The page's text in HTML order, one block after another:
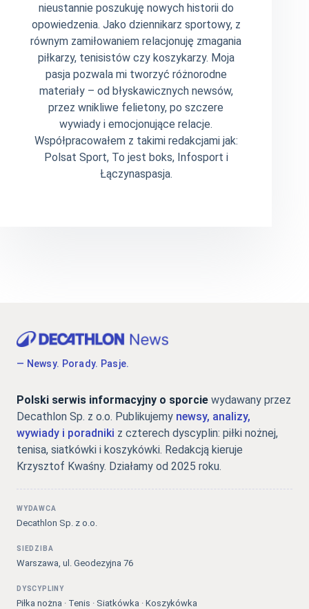
nieustannie poszukuję nowych historii do
opowiedzenia. Jako dziennikarz sportowy, z
równym zamiłowaniem relacjonuję zmagania
piłkarzy, tenisistów czy koszykarzy. Moja
pasja pozwala mi tworzyć różnorodne
materiały – od błyskawicznych newsów,
przez wnikliwe felietony, po szczere
wywiady i emocjonujące relacje.
Współpracowałem z takimi redakcjami jak:
Polsat Sport, To jest boks, Infosport i
Łączynaspasja.
— Newsy. Porady. Pasje.
Polski serwis informacyjny o sporcie wydawany przez
Decathlon Sp. z o.o. Publikujemy newsy, analizy,
wywiady i poradniki z czterech dyscyplin: piłki nożnej,
tenisa, siatkówki i koszykówki. Redakcją kieruje
Krzysztof Kwaśny. Działamy od 2025 roku.
WYDAWCA
Decathlon Sp. z o.o.
SIEDZIBA
Warszawa, ul. Geodezyjna 76
DYSCYPLINY
Piłka nożna · Tenis · Siatkówka · Koszykówka